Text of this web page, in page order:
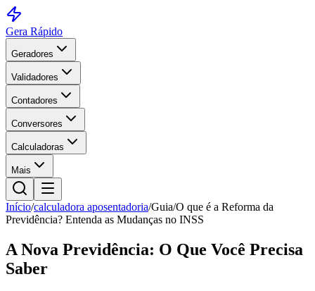
Gera Rápido
Geradores
Validadores
Contadores
Conversores
Calculadoras
Mais
Início/calculadora aposentadoria/Guia/O que é a Reforma da
Previdência? Entenda as Mudanças no INSS
A Nova Previdência: O Que Você Precisa
Saber